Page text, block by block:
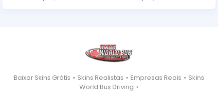
Baixar Skins Grátis ⋆ Skins Realistas ⋆ Empresas Reais ⋆ Skins
World Bus Driving ⋆